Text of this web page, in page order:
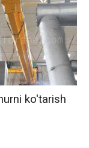
ko'tarish